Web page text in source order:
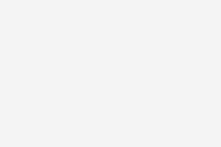
Comfort+
kombinierter Wert der CO₂-Emission: 114 g/km; CO₂-
AGS Comfort
kombinierter Wert der CO₂-Emission: 126 g/km; CO₂-
AGS Comfort+